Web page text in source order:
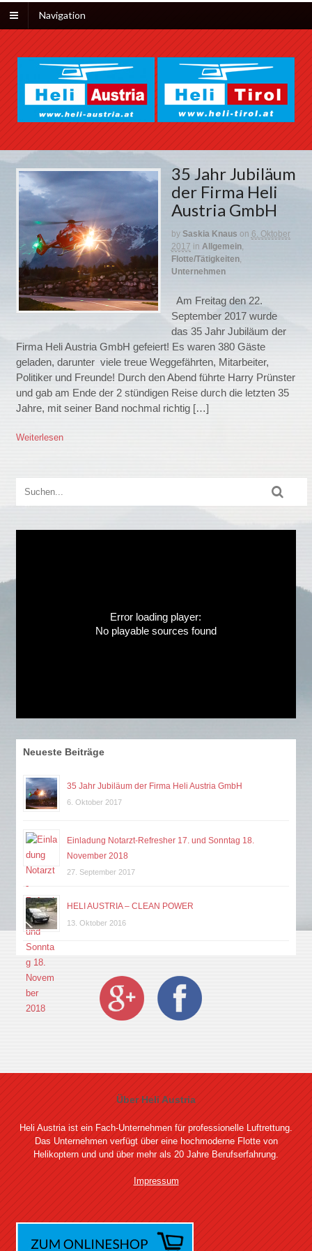
Navigation
35 Jahr Jubiläum
der Firma Heli
Austria GmbH
by Saskia Knaus on 6. Oktober
2017 in Allgemein,
Flotte/Tätigkeiten,
Unternehmen
Am Freitag den 22.
September 2017 wurde
das 35 Jahr Jubiläum der
Firma Heli Austria GmbH gefeiert! Es waren 380 Gäste
geladen, darunter viele treue Weggefährten, Mitarbeiter,
Politiker und Freunde! Durch den Abend führte Harry Prünster
und gab am Ende der 2 stündigen Reise durch die letzten 35
Jahre, mit seiner Band nochmal richtig […]
Weiterlesen
Error loading player:
No playable sources found
Neueste Beiträge
35 Jahr Jubiläum der Firma Heli Austria GmbH
6. Oktober 2017
Einladung Notarzt-Refresher 17. und Sonntag 18.
November 2018
27. September 2017
HELI AUSTRIA – CLEAN POWER
13. Oktober 2016
Über Heli Austria
Heli Austria ist ein Fach-Unternehmen für professionelle Luftrettung.
Das Unternehmen verfügt über eine hochmoderne Flotte von
Helikoptern und und über mehr als 20 Jahre Berufserfahrung.
Impressum